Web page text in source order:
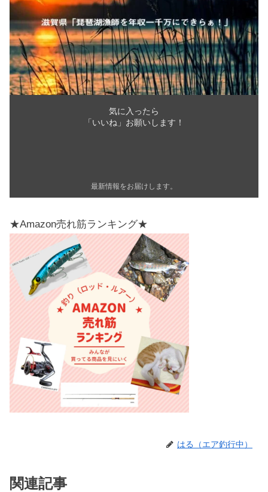
気に入ったら
「いいね」お願いします！
最新情報をお届けします。
★Amazon売れ筋ランキング★
はる（エア釣行中）
関連記事